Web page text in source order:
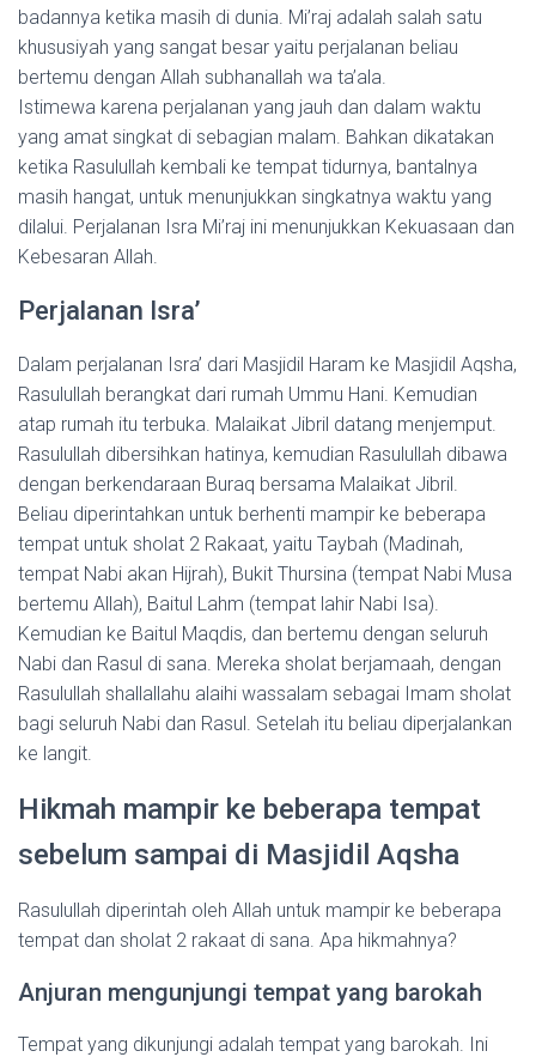
badannya ketika masih di dunia. Mi’raj adalah salah satu
khususiyah yang sangat besar yaitu perjalanan beliau
bertemu dengan Allah subhanallah wa ta’ala.
Istimewa karena perjalanan yang jauh dan dalam waktu
yang amat singkat di sebagian malam. Bahkan dikatakan
ketika Rasulullah kembali ke tempat tidurnya, bantalnya
masih hangat, untuk menunjukkan singkatnya waktu yang
dilalui. Perjalanan Isra Mi’raj ini menunjukkan Kekuasaan dan
Kebesaran Allah.
Perjalanan Isra’
Dalam perjalanan Isra’ dari Masjidil Haram ke Masjidil Aqsha,
Rasulullah berangkat dari rumah Ummu Hani. Kemudian
atap rumah itu terbuka. Malaikat Jibril datang menjemput.
Rasulullah dibersihkan hatinya, kemudian Rasulullah dibawa
dengan berkendaraan Buraq bersama Malaikat Jibril.
Beliau diperintahkan untuk berhenti mampir ke beberapa
tempat untuk sholat 2 Rakaat, yaitu Taybah (Madinah,
tempat Nabi akan Hijrah), Bukit Thursina (tempat Nabi Musa
bertemu Allah), Baitul Lahm (tempat lahir Nabi Isa).
Kemudian ke Baitul Maqdis, dan bertemu dengan seluruh
Nabi dan Rasul di sana. Mereka sholat berjamaah, dengan
Rasulullah shallallahu alaihi wassalam sebagai Imam sholat
bagi seluruh Nabi dan Rasul. Setelah itu beliau diperjalankan
ke langit.
Hikmah mampir ke beberapa tempat
sebelum sampai di Masjidil Aqsha
Rasulullah diperintah oleh Allah untuk mampir ke beberapa
tempat dan sholat 2 rakaat di sana. Apa hikmahnya?
Anjuran mengunjungi tempat yang barokah
Tempat yang dikunjungi adalah tempat yang barokah. Ini